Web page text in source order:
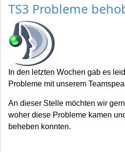
TS3 Probleme
In den letzten Wochen gab es
Probleme mit unserem
An dieser Stelle möchten wir
woher diese Probleme kamen
beheben konnten.